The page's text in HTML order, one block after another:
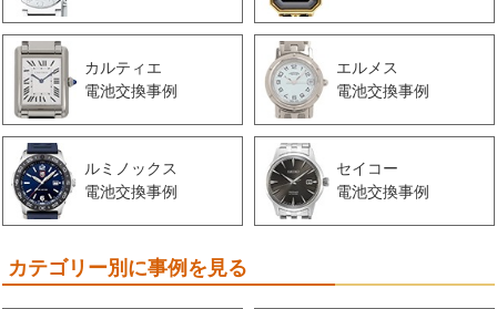
カルティエ
電池交換事例
エルメス
電池交換事例
ルミノックス
電池交換事例
セイコー
電池交換事例
カテゴリー別に事例を見る